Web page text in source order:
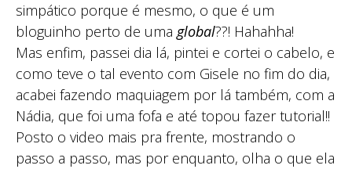
simpático porque é mesmo, o que é um
bloguinho perto de uma global??! Hahahha!
Mas enfim, passei dia lá, pintei e cortei o cabelo, e
como teve o tal evento com Gisele no fim do dia,
acabei fazendo maquiagem por lá também, com a
Nádia, que foi uma fofa e até topou fazer tutorial!!
Posto o video mais pra frente, mostrando o
passo a passo, mas por enquanto, olha o que ela